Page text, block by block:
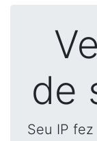
de
Seu IP